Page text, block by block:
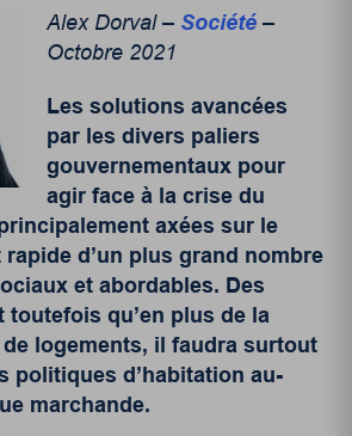
Alex Dorval – Société –
Octobre 2021
Les solutions avancées
par les divers paliers
gouvernementaux pour
agir face à la crise du
axées sur le
d’un plus grand nombre
et abordables. Des
toutefois qu’en plus de la
logements, il faudra surtout
politiques d’habitation au-
marchande.